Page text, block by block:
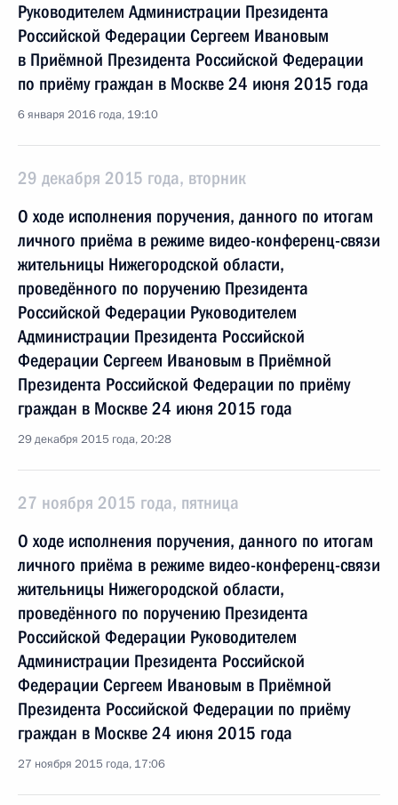
Руководителем Администрации Президента
Российской Федерации Сергеем Ивановым
в Приёмной Президента Российской Федерации
по приёму граждан в Москве 24 июня 2015 года
6 января 2016 года, 19:10
29 декабря 2015 года, вторник
О ходе исполнения поручения, данного по итогам
личного приёма в режиме видео-конференц-связи
жительницы Нижегородской области,
проведённого по поручению Президента
Российской Федерации Руководителем
Администрации Президента Российской
Федерации Сергеем Ивановым в Приёмной
Президента Российской Федерации по приёму
граждан в Москве 24 июня 2015 года
29 декабря 2015 года, 20:28
27 ноября 2015 года, пятница
О ходе исполнения поручения, данного по итогам
личного приёма в режиме видео-конференц-связи
жительницы Нижегородской области,
проведённого по поручению Президента
Российской Федерации Руководителем
Администрации Президента Российской
Федерации Сергеем Ивановым в Приёмной
Президента Российской Федерации по приёму
граждан в Москве 24 июня 2015 года
27 ноября 2015 года, 17:06